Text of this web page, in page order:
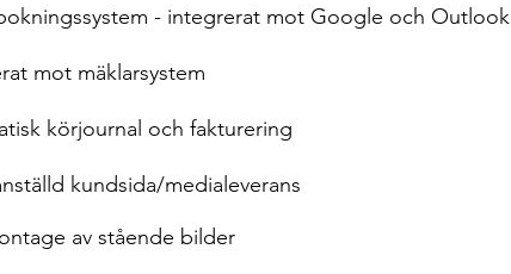
- integrerat mot Google och Outlook
mot mäklarsystem
körjournal och fakturering
kundsida/medialeverans
av stående bilder